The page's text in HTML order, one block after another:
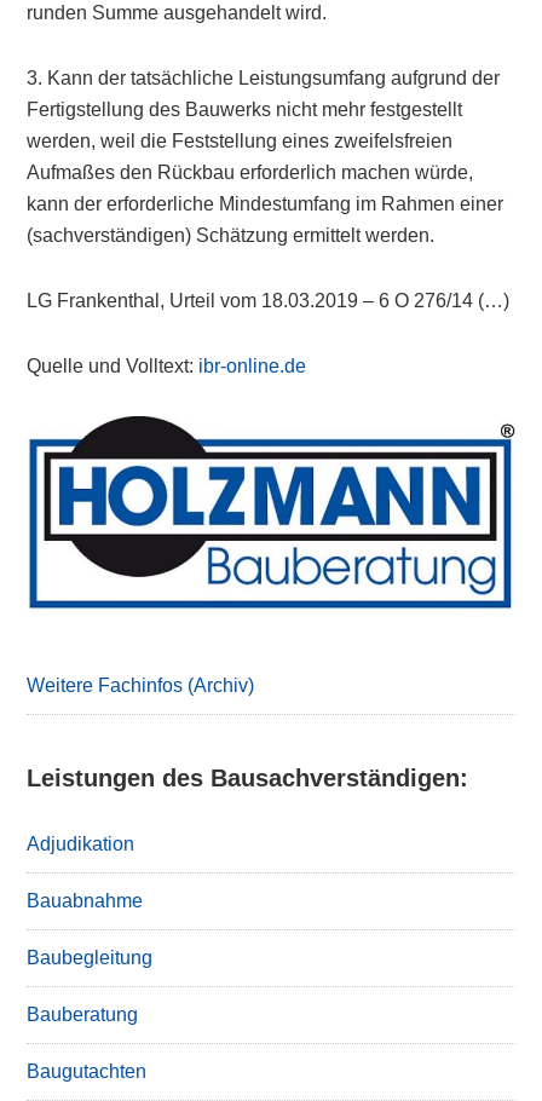
runden Summe ausgehandelt wird.
3. Kann der tatsächliche Leistungsumfang aufgrund der
Fertigstellung des Bauwerks nicht mehr festgestellt
werden, weil die Feststellung eines zweifelsfreien
Aufmaßes den Rückbau erforderlich machen würde,
kann der erforderliche Mindestumfang im Rahmen einer
(sachverständigen) Schätzung ermittelt werden.
LG Frankenthal, Urteil vom 18.03.2019 – 6 O 276/14 (…)
Quelle und Volltext: ibr-online.de
Primary
Sidebar
Weitere Fachinfos (Archiv)
Leistungen des Bausachverständigen:
Adjudikation
Bauabnahme
Baubegleitung
Bauberatung
Baugutachten